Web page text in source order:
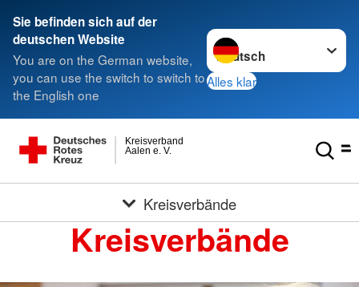
Sie befinden sich auf der
deutschen Website
You are on the German website,
you can use the switch to switch to
the English one
Sprache wechseln zu
Alles klar
Aalen e. V.
Kreisverband
Kreisverbände
Kreisverbände